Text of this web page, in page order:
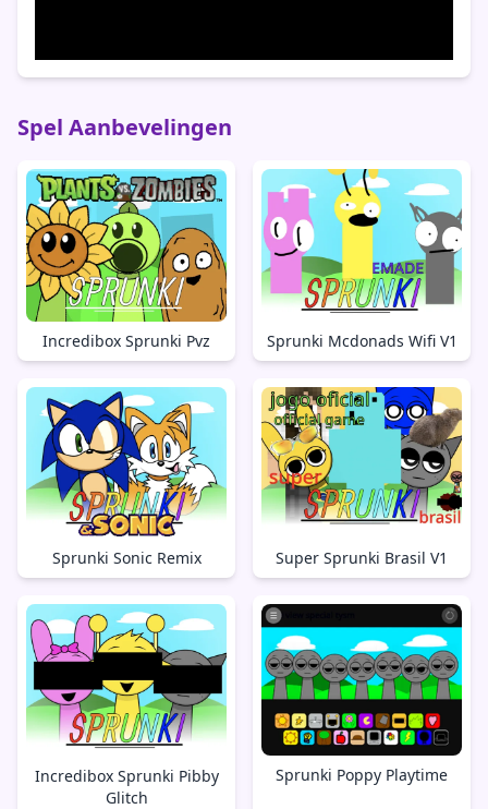
Spel Aanbevelingen
Incredibox Sprunki Pvz Sprunki Mcdonads Wifi V1
Sprunki Sonic Remix Super Sprunki Brasil V1
Incredibox Sprunki Pibby
Glitch
Sprunki Poppy Playtime